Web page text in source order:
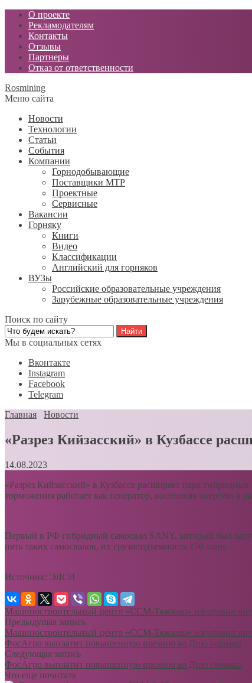
О проекте
Рекламодателям
Контакты
Отзывы
Партнеры
Отказ от ответственности
Rosmining
Меню сайта
Новости
Технологии
Статьи
События
Компании
Горнодобывающие
Поставщики МТР
Проектные
Сервисные
Вакансии
Горняку
Книги
Видео
Классификации
Английский для горняков
ВУЗы
Российские образовательные учреждения
Зарубежные образовательные учреждения
Поиск по сайту
Мы в социальных сетях
Вконтакте
Instagram
Facebook
Telegram
Главная
Новости
«Разрез Кийзасский» в Кузбассе
14.08.2023
«Разрез Кийзасский» в Кузбассе расширяет парк
торможения работает как генератор, восполняя энергию в
Первый в РФ гибридный самосвал SANY, который был
пять таких самосвалов, их грузоподъемность 150 тонн.
Источник: ЭЛСИ
Машиностроительный центр «ССМ-Тяжмаш» изготовил
Предыдущая запись
Машиностроительный центр «ССМ-Тяжмаш» изготовил
ФосАгро выплатит повышенную премию ко Дню горняка
Следующая запись
ФосАгро выплатит повышенную премию ко Дню горняка
Что еще почитать